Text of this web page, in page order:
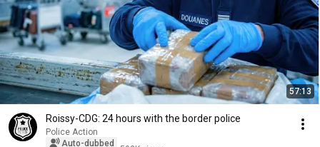
57:13
Roissy-CDG: 24 hours with the border police
Police Action
Auto-dubbed